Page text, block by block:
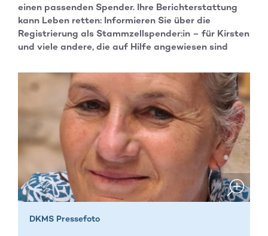
einen passenden Spender. Ihre Berichterstattung
kann Leben retten: Informieren Sie über die
Registrierung als Stammzellspender:in – für Kirsten
und viele andere, die auf Hilfe angewiesen sind
DKMS Pressefoto